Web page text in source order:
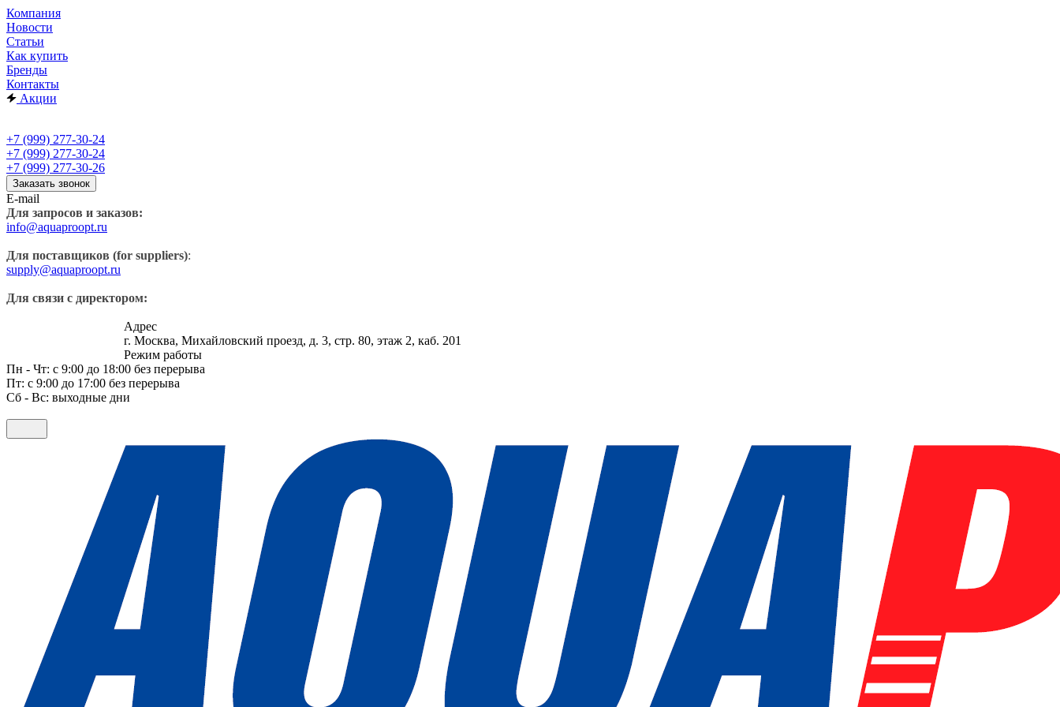
Компания
Новости
Статьи
Как купить
Бренды
Контакты
Акции
+7 (999) 277-30-24
+7 (999) 277-30-24
+7 (999) 277-30-26
Заказать звонок
E-mail
Для запросов и заказов:
info@aquaproopt.ru
Для поставщиков (for suppliers):
supply@aquaproopt.ru
Для связи с директором:
Адрес
г. Москва, Михайловский проезд, д. 3, стр. 80, этаж 2, каб. 201
Режим работы
Пн - Чт: с 9:00 до 18:00 без перерыва
Пт: с 9:00 до 17:00 без перерыва
Сб - Вс: выходные дни